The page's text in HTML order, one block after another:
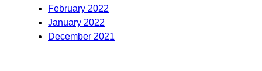
February 2022
January 2022
December 2021